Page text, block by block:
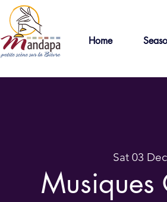
Home
Sat 03 Dec
Musiques